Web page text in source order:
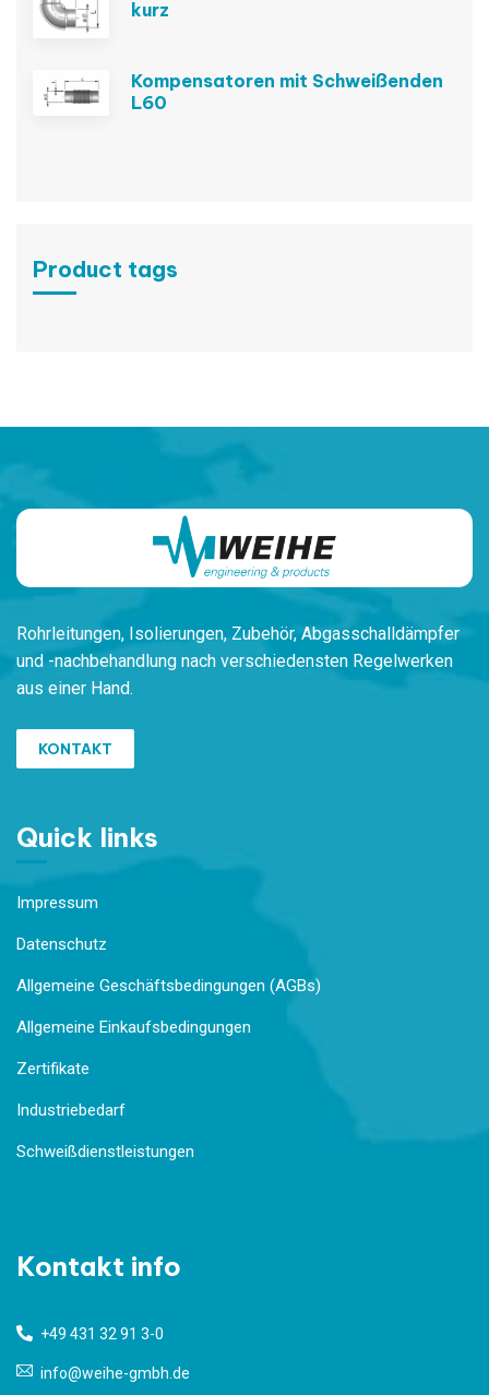
kurz
Kompensatoren mit Schweißenden
L60
Product tags
Rohrleitungen, Isolierungen, Zubehör, Abgasschalldämpfer
und -nachbehandlung nach verschiedensten Regelwerken
aus einer Hand.
KONTAKT
Quick links
Impressum
Datenschutz
Allgemeine Geschäftsbedingungen (AGBs)
Allgemeine Einkaufsbedingungen
Zertifikate
Industriebedarf
Schweißdienstleistungen
Kontakt info
+49 431 32 91 3-0
info@weihe-gmbh.de